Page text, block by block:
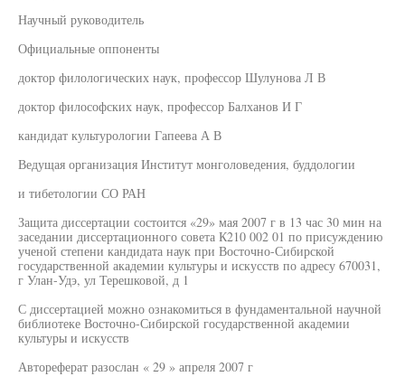
Научный руководитель
Официальные оппоненты
доктор филологических наук, профессор Шулунова Л В
доктор философских наук, профессор Балханов И Г
кандидат культурологии Гапеева А В
Ведущая организация Институт монголоведения, буддологии
и тибетологии СО РАН
Защита диссертации состоится «29» мая 2007 г в 13 час 30 мин на
заседании диссертационного совета К210 002 01 по присуждению
ученой степени кандидата наук при Восточно-Сибирской
государственной академии культуры и искусств по адресу 670031,
г Улан-Удэ, ул Терешковой, д 1
С диссертацией можно ознакомиться в фундаментальной научной
библиотеке Восточно-Сибирской государственной академии
культуры и искусств
Автореферат разослан « 29 » апреля 2007 г